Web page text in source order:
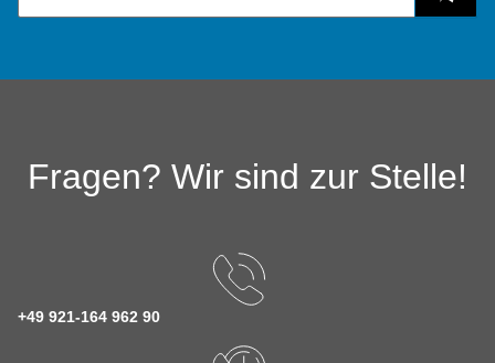
Fragen? Wir sind zur Stelle!
+49 921-164 962 90